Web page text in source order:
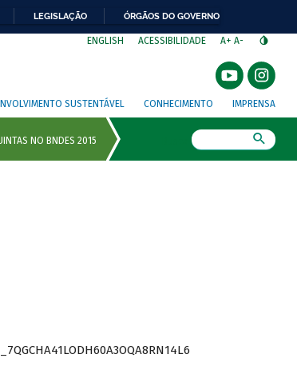
LEGISLAÇÃO ÓRGÃOS DO GOVERNO
ENGLISH ACESSIBILIDADE A+ A-
SUSTENTÁVEL CONHECIMENTO IMPRENSA